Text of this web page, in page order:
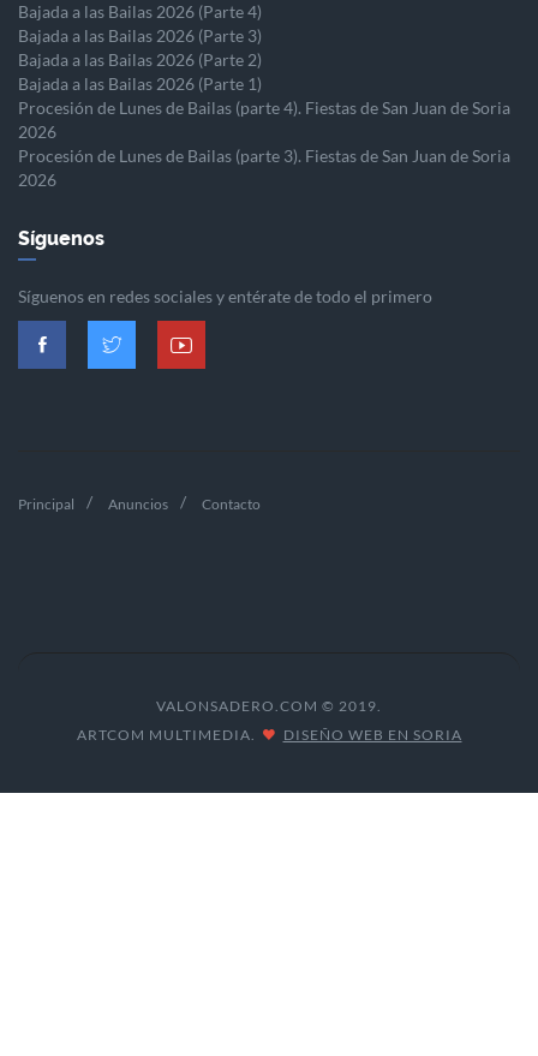
Bajada a las Bailas 2026 (Parte 4)
Bajada a las Bailas 2026 (Parte 3)
Bajada a las Bailas 2026 (Parte 2)
Bajada a las Bailas 2026 (Parte 1)
Procesión de Lunes de Bailas (parte 4). Fiestas de San Juan de Soria
2026
Procesión de Lunes de Bailas (parte 3). Fiestas de San Juan de Soria
2026
Síguenos
Síguenos en redes sociales y entérate de todo el primero
Principal Anuncios Contacto
VALONSADERO.COM © 2019.
ARTCOM MULTIMEDIA.
DISEÑO WEB EN SORIA